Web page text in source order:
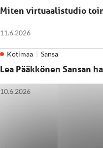
Miten virtuaalistudio
11.6.2026
Kotimaa Sansa
Lea Pääkkönen Sansan
10.6.2026